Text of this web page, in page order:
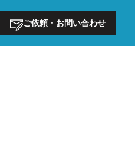
ご依頼・お問い合わせ